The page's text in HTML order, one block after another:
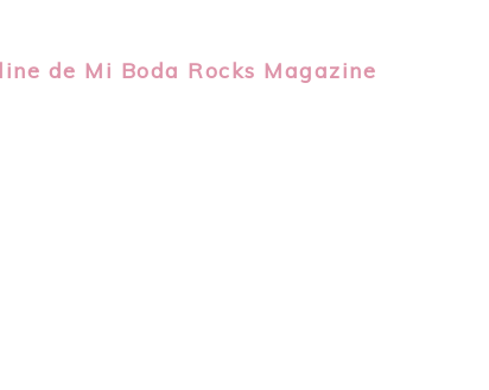
de Mi Boda Rocks Magazine